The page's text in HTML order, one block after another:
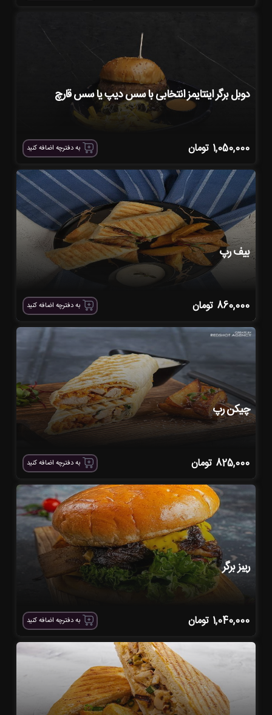
دوبل برگر اینتایمز انتخابی با سس دیپ یا سس قارچ
1,050,000 تومان به دفترچه اضافه کنید
بیف رپ
860,000 تومان به دفترچه اضافه کنید
چیکن رپ
825,000 تومان به دفترچه اضافه کنید
ریبز برگر
1,040,000 تومان به دفترچه اضافه کنید